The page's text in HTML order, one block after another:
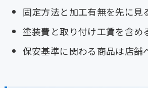
固定方法と加工有無を先に見
塗装費と取り付け工賃を含め
保安基準に関わる商品は店舗